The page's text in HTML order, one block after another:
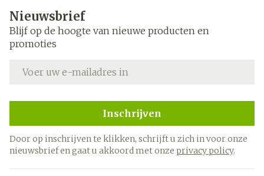
Nieuwsbrief
Blijf op de hoogte van nieuwe producten en
promoties
Inschrijven
Door op inschrijven te klikken, schrijft u zich in voor onze
nieuwsbrief en gaat u akkoord met onze privacy policy.